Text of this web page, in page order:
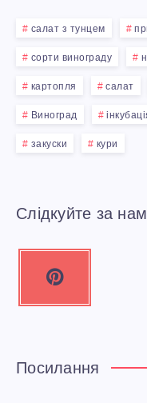
салат з тунцем
сорти винограду
картопля салат
Виноград
закуски кури
Слідкуйте за
e
Посилання